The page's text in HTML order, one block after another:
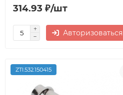
314.93 ₽/шт
Авторизоваться
ZTI.532.150415